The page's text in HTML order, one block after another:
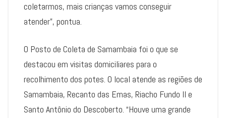
coletarmos, mais crianças vamos conseguir
atender”, pontua.
O Posto de Coleta de Samambaia foi o que se
destacou em visitas domiciliares para o
recolhimento dos potes. O local atende as regiões de
Samambaia, Recanto das Emas, Riacho Fundo II e
Santo Antônio do Descoberto. “Houve uma grande